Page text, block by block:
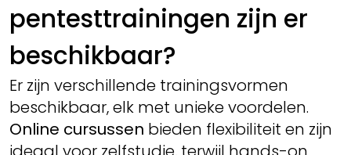
pentesttrainingen zijn er
beschikbaar?
Er zijn verschillende trainingsvormen
beschikbaar, elk met unieke voordelen.
Online cursussen bieden flexibiliteit en zijn